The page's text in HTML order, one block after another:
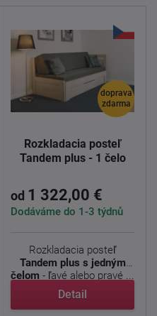
doprava
zdarma
Rozkladacia posteľ
Tandem plus - 1 čelo
od 1 322,00 €
Dodáváme do 1-3 týdnů
Rozkladacia posteľ
Tandem plus s jedným
čelom - ľavé alebo pravé ...
Detail